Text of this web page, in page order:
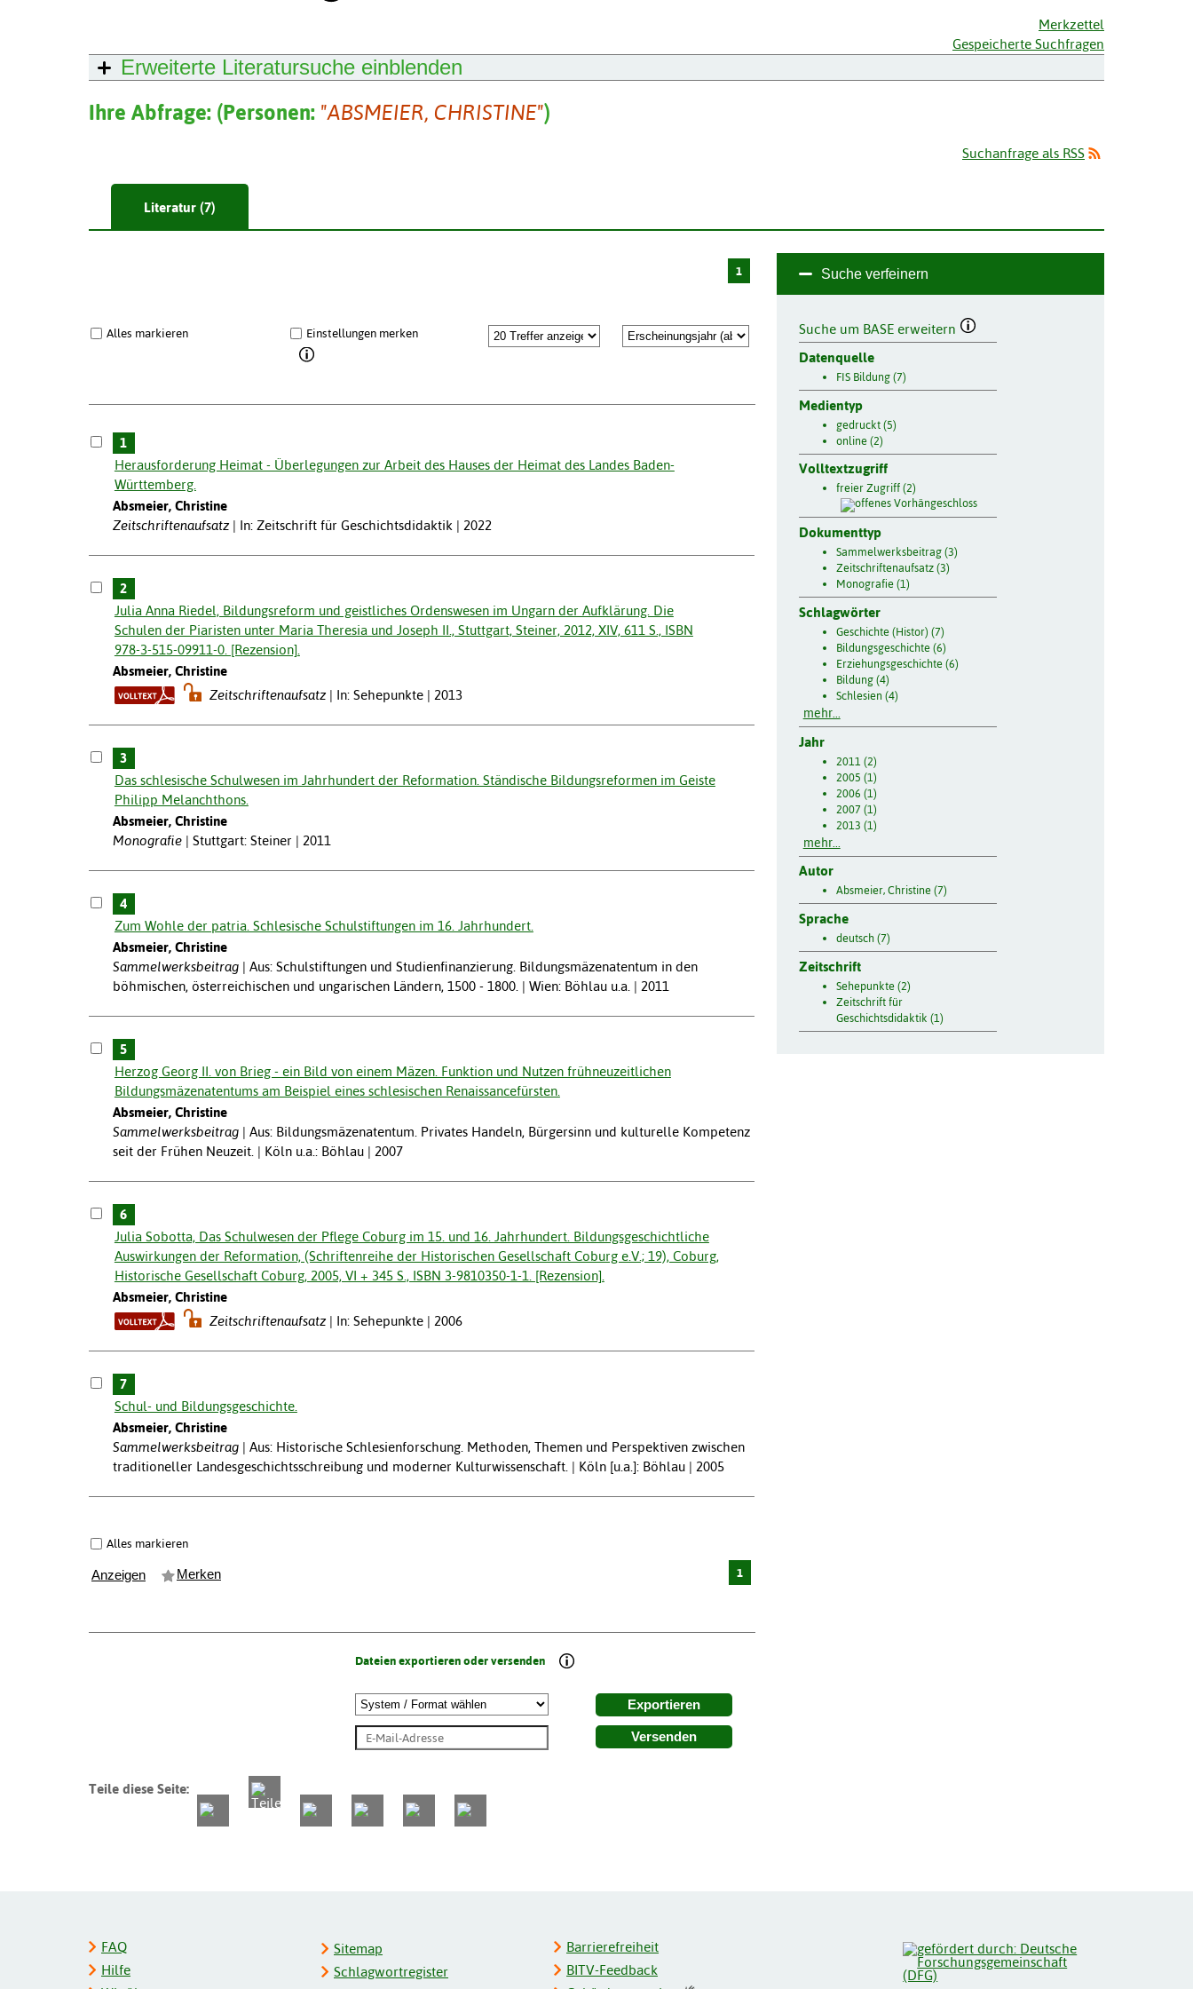
Merkzettel
Gespeicherte Suchfragen
Erweiterte Literatursuche einblenden
Ihre Abfrage: (Personen: "ABSMEIER, CHRISTINE")
Suchanfrage als RSS
Literatur (7)
1
Alles markieren Einstellungen merken
1
Herausforderung Heimat - Überlegungen zur Arbeit des Hauses der Heimat des Landes Baden-
Württemberg.
Absmeier, Christine
Zeitschriftenaufsatz
In: Zeitschrift für Geschichtsdidaktik | 2022
2
Julia Anna Riedel, Bildungsreform und geistliches Ordenswesen im Ungarn der Aufklärung. Die
Schulen der Piaristen unter Maria Theresia und Joseph II., Stuttgart, Steiner, 2012, XIV, 611 S., ISBN
978-3-515-09911-0. [Rezension].
Absmeier, Christine
Zeitschriftenaufsatz
In: Sehepunkte | 2013
3
Das schlesische Schulwesen im Jahrhundert der Reformation. Ständische Bildungsreformen im Geiste
Philipp Melanchthons.
Absmeier, Christine
Monografie
Stuttgart: Steiner | 2011
4
Zum Wohle der patria. Schlesische Schulstiftungen im 16. Jahrhundert.
Absmeier, Christine
Sammelwerksbeitrag
Aus: Schulstiftungen und Studienfinanzierung. Bildungsmäzenatentum in den
böhmischen, österreichischen und ungarischen Ländern, 1500 - 1800. | Wien: Böhlau u.a. | 2011
5
Herzog Georg II. von Brieg - ein Bild von einem Mäzen. Funktion und Nutzen frühneuzeitlichen
Bildungsmäzenatentums am Beispiel eines schlesischen Renaissancefürsten.
Absmeier, Christine
Sammelwerksbeitrag
Aus: Bildungsmäzenatentum. Privates Handeln, Bürgersinn und kulturelle Kompetenz
seit der Frühen Neuzeit. | Köln u.a.: Böhlau | 2007
6
Julia Sobotta, Das Schulwesen der Pflege Coburg im 15. und 16. Jahrhundert. Bildungsgeschichtliche
Auswirkungen der Reformation, (Schriftenreihe der Historischen Gesellschaft Coburg e.V.; 19), Coburg,
Historische Gesellschaft Coburg, 2005, VI + 345 S., ISBN 3-9810350-1-1. [Rezension].
Absmeier, Christine
Zeitschriftenaufsatz
In: Sehepunkte | 2006
7
Schul- und Bildungsgeschichte.
Absmeier, Christine
Sammelwerksbeitrag
Aus: Historische Schlesienforschung. Methoden, Themen und Perspektiven zwischen
traditioneller Landesgeschichtsschreibung und moderner Kulturwissenschaft. | Köln [u.a.]: Böhlau | 2005
Alles markieren
Anzeigen Merken 1
Dateien exportieren oder versenden
Exportieren
Versenden
Suche verfeinern
Suche um BASE erweitern
Datenquelle
FIS Bildung (7)
Medientyp
gedruckt (5)
online (2)
Volltextzugriff
freier Zugriff (2)
Dokumenttyp
Sammelwerksbeitrag (3)
Zeitschriftenaufsatz (3)
Monografie (1)
Schlagwörter
Geschichte (Histor) (7)
Bildungsgeschichte (6)
Erziehungsgeschichte (6)
Bildung (4)
Schlesien (4)
mehr...
Jahr
2011 (2)
2005 (1)
2006 (1)
2007 (1)
2013 (1)
mehr...
Autor
Absmeier, Christine (7)
Sprache
deutsch (7)
Zeitschrift
Sehepunkte (2)
Zeitschrift für
Geschichtsdidaktik (1)
Teile diese Seite:
FAQ
Hilfe
Sitemap
Schlagwortregister
Barrierefreiheit
BITV-Feedback